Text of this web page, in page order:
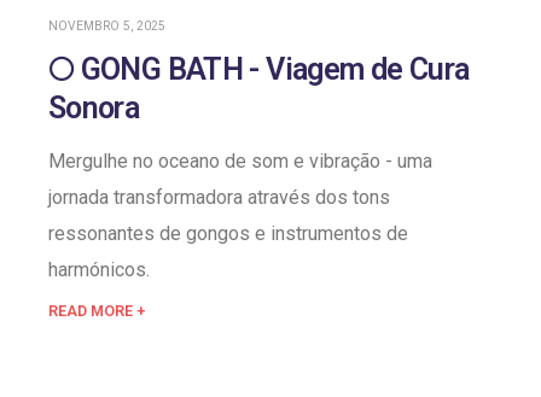
NOVEMBRO 5, 2025
🌕 GONG BATH - Viagem de Cura
Sonora
Mergulhe no oceano de som e vibração - uma
jornada transformadora através dos tons
ressonantes de gongos e instrumentos de
harmónicos.
READ MORE +